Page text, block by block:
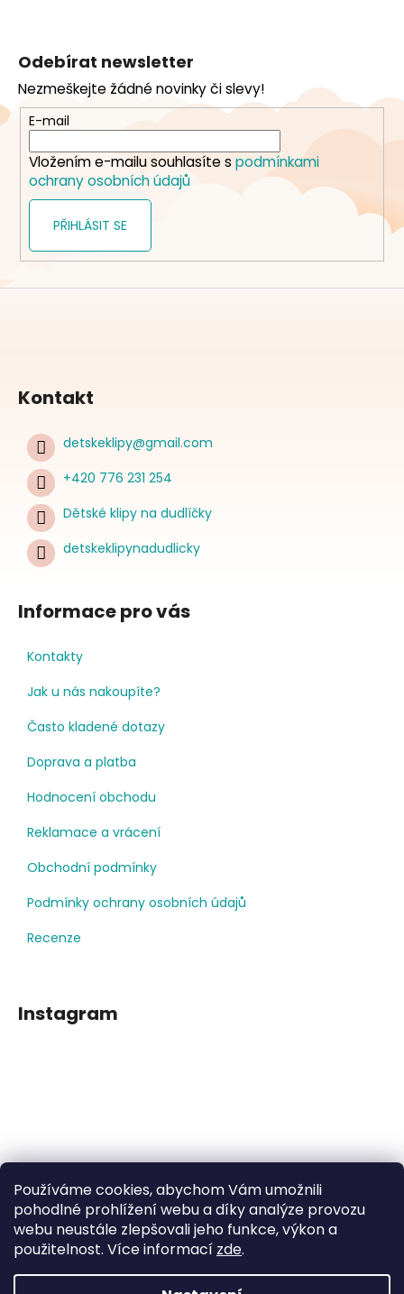
Používáme cookies, abychom Vám umožnili
pohodlné prohlížení webu a díky analýze provozu
webu neustále zlepšovali jeho funkce, výkon a
použitelnost. Více informací zde.
a
t
Odebírat newsletter
Nezmeškejte žádné novinky či slevy!
E-mail
Vložením e-mailu souhlasíte s podmínkami
ochrany osobních údajů
PŘIHLÁSIT SE
Kontakt
detskeklipy@gmail.com
+420 776 231 254
Dětské klipy na dudlíčky
detskeklipynadudlicky
Informace pro vás
Kontakty
Jak u nás nakoupíte?
Často kladené dotazy
Doprava a platba
Hodnocení obchodu
Reklamace a vrácení
Obchodní podmínky
Podmínky ochrany osobních údajů
Recenze
Instagram
Sledovat na Instagramu
Facebook